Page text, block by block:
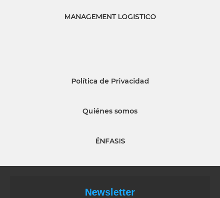
MANAGEMENT LOGISTICO
Política de Privacidad
Quiénes somos
ÉNFASIS
Newsletter